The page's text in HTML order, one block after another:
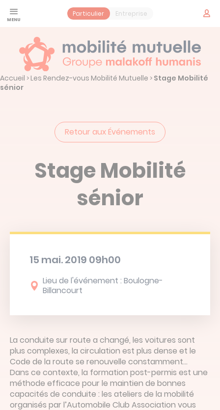
Particulier Entreprise
Prendre un rendez-vous
Espace adhérent
Linked’in
Santé
Jeune
Prévoyance
Contrat obsèques
Mobilité Mutuelle
Notre histoire : Mobilité Mutuelle
Actualités
Accueil >Les Rendez-vous Mobilité Mutuelle > Stage Mobilité
sénior
Retour aux Événements
Stage Mobilité
sénior
15 mai. 2019 09h00
Lieu de l'événement : Boulogne-
Billancourt
La conduite sur route a changé, les voitures sont
plus complexes, la circulation est plus dense et le
Code de la route se renouvelle constamment…
Dans ce contexte, la formation post-permis est une
méthode efficace pour le maintien de bonnes
capacités de conduite : les ateliers de la mobilité
organisés par l’Automobile Club Association vous
Panneau de gestion des cookies